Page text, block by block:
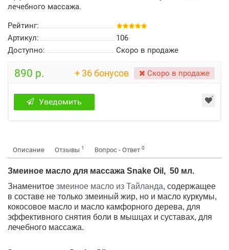
лечебного массажа.
Рейтинг:
Артикул:
106
Доступно:
Скоро в продаже
890 р. + 36 бонусов Скоро в продаже
Уведомить
Описание Отзывы 1 Вопрос - Ответ 0
Змеиное масло для массажа Snake Oil, 50 мл.
Знаменитое змеиное масло из Тайланда, содержащее
в составе не только змеиный жир, но и масло куркумы,
кокосовое масло и масло камфорного дерева, для
эффективного снятия боли в мышцах и суставах, для
лечебного массажа.